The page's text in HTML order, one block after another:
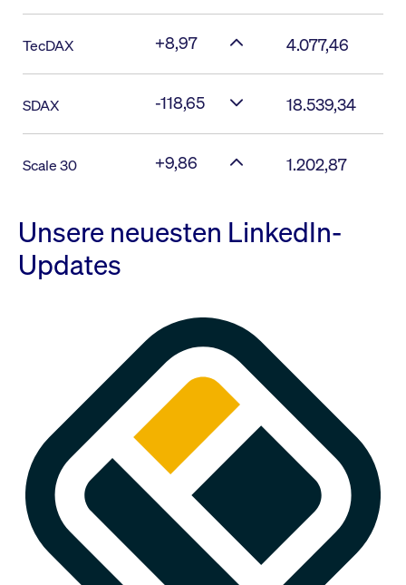
TecDAX +8,97 4.077,46
SDAX -118,65 18.539,34
Scale 30 +9,86 1.202,87
Unsere neuesten LinkedIn-
Updates